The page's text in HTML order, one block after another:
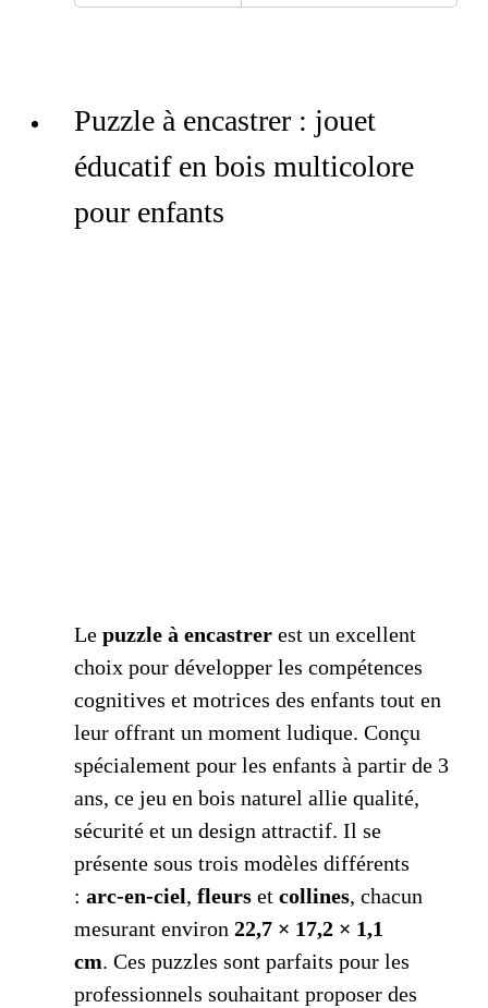
Puzzle à encastrer : jouet
éducatif en bois multicolore
pour enfants
Le puzzle à encastrer est un excellent
choix pour développer les compétences
cognitives et motrices des enfants tout en
leur offrant un moment ludique. Conçu
spécialement pour les enfants à partir de 3
ans, ce jeu en bois naturel allie qualité,
sécurité et un design attractif. Il se
présente sous trois modèles différents
: arc-en-ciel, fleurs et collines, chacun
mesurant environ 22,7 × 17,2 × 1,1
cm. Ces puzzles sont parfaits pour les
professionnels souhaitant proposer des